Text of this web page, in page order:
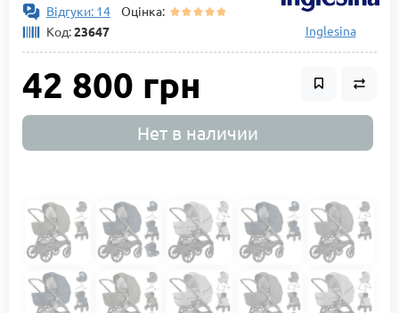
Відгуки: 14 Оцінка:
Код:23647 Inglesina
42 800 грн
Нет в наличии